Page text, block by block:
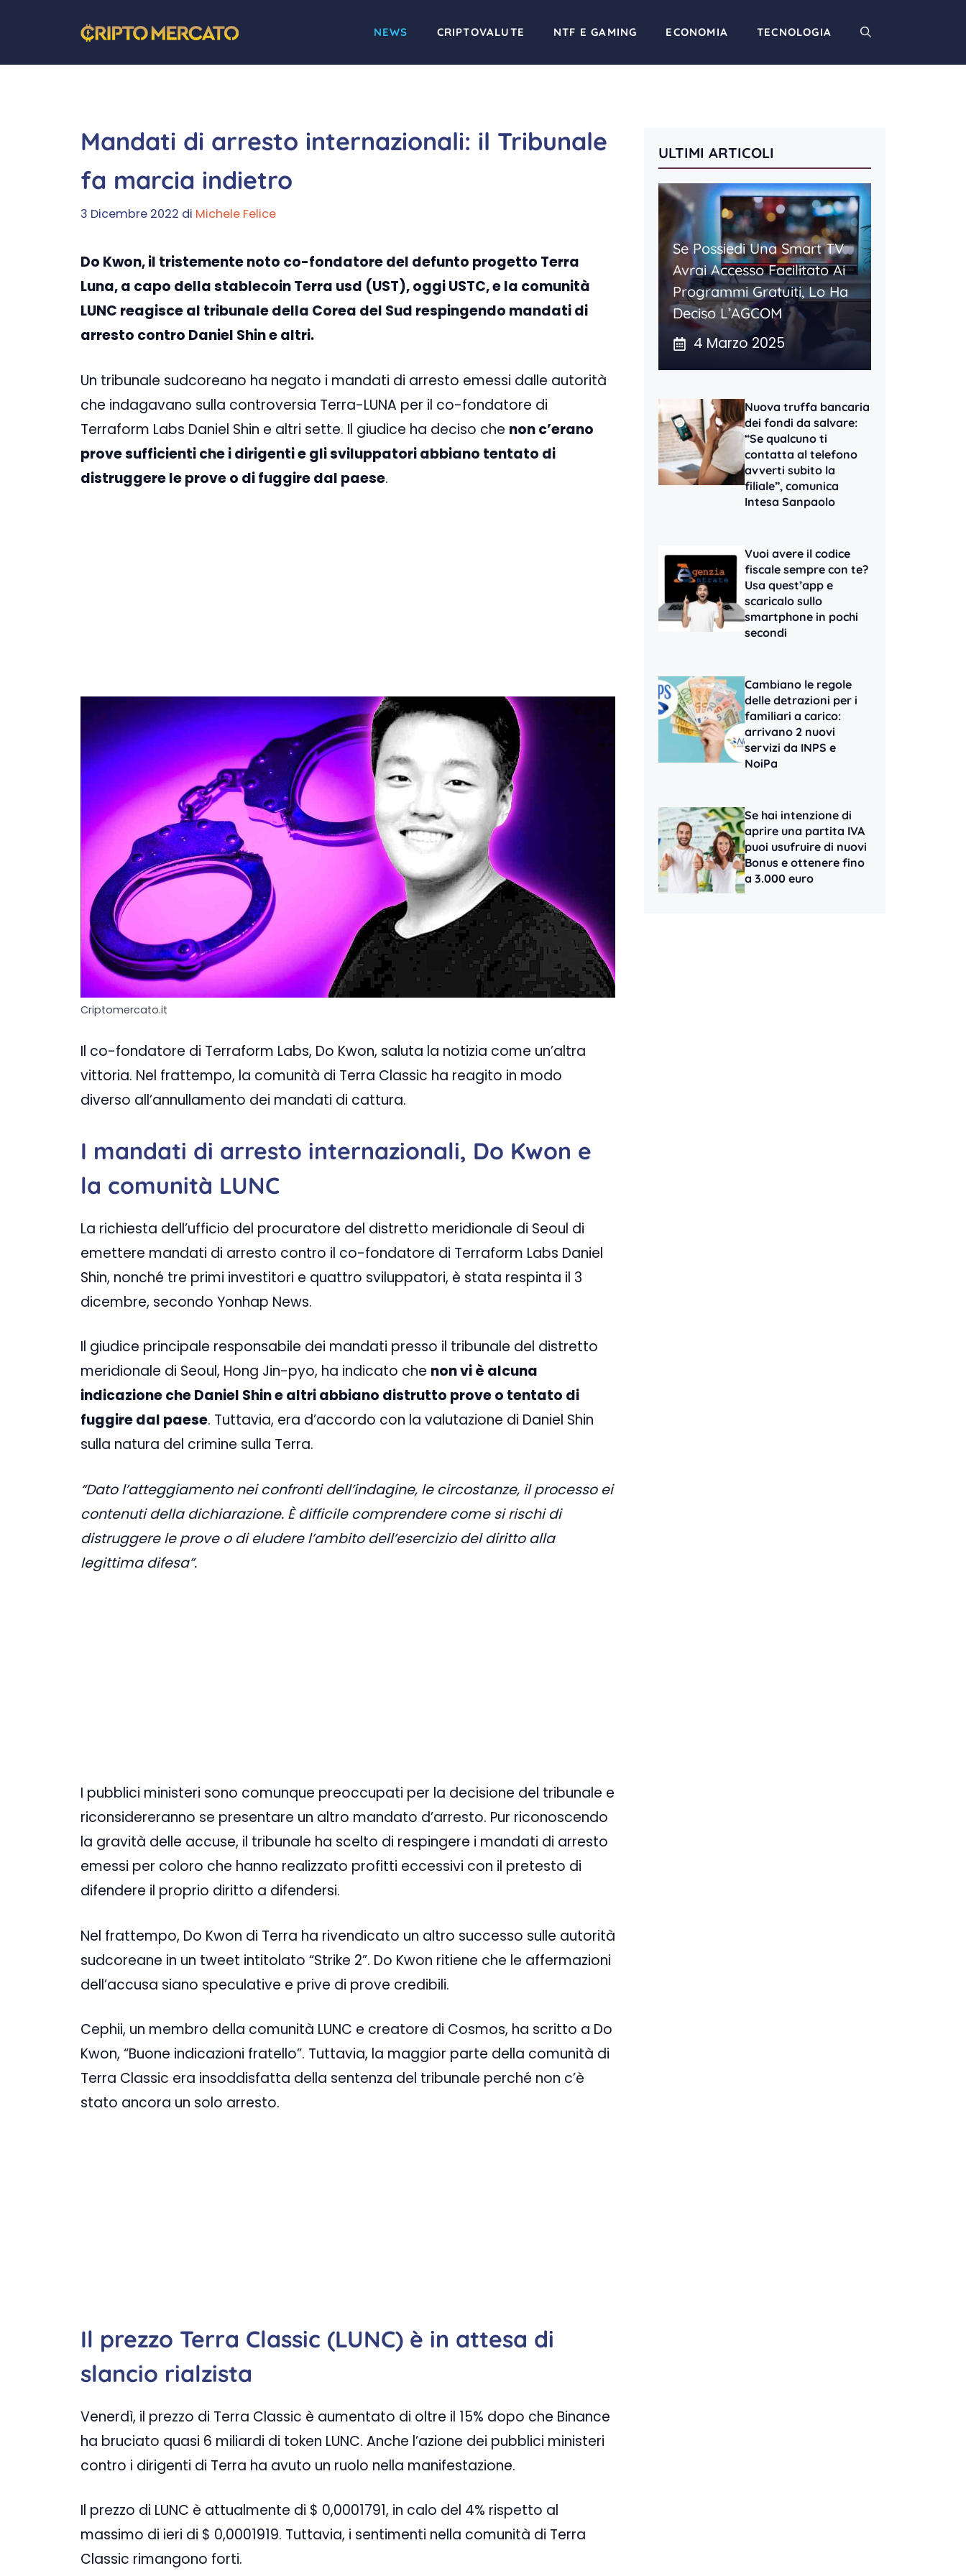
contenuto
NEWS CRIPTOVALUTE NTF E GAMING ECONOMIA TECNOLOGIA
Mandati di arresto internazionali: il Tribunale
fa marcia indietro
3 Dicembre 2022 di Michele Felice
Do Kwon, il tristemente noto co-fondatore del defunto progetto Terra
Luna, a capo della stablecoin Terra usd (UST), oggi USTC, e la comunità
LUNC reagisce al tribunale della Corea del Sud respingendo mandati di
arresto contro Daniel Shin e altri.
Un tribunale sudcoreano ha negato i mandati di arresto emessi dalle autorità
che indagavano sulla controversia Terra-LUNA per il co-fondatore di
Terraform Labs Daniel Shin e altri sette. Il giudice ha deciso che non c’erano
prove sufficienti che i dirigenti e gli sviluppatori abbiano tentato di
distruggere le prove o di fuggire dal paese.
Criptomercato.it
Il co-fondatore di Terraform Labs, Do Kwon, saluta la notizia come un’altra
vittoria. Nel frattempo, la comunità di Terra Classic ha reagito in modo
diverso all’annullamento dei mandati di cattura.
I mandati di arresto internazionali, Do Kwon e
la comunità LUNC
La richiesta dell’ufficio del procuratore del distretto meridionale di Seoul di
emettere mandati di arresto contro il co-fondatore di Terraform Labs Daniel
Shin, nonché tre primi investitori e quattro sviluppatori, è stata respinta il 3
dicembre, secondo Yonhap News.
Il giudice principale responsabile dei mandati presso il tribunale del distretto
meridionale di Seoul, Hong Jin-pyo, ha indicato che non vi è alcuna
indicazione che Daniel Shin e altri abbiano distrutto prove o tentato di
fuggire dal paese. Tuttavia, era d’accordo con la valutazione di Daniel Shin
sulla natura del crimine sulla Terra.
“Dato l’atteggiamento nei confronti dell’indagine, le circostanze, il processo ei
contenuti della dichiarazione. È difficile comprendere come si rischi di
distruggere le prove o di eludere l’ambito dell’esercizio del diritto alla
legittima difesa”.
I pubblici ministeri sono comunque preoccupati per la decisione del tribunale e
riconsidereranno se presentare un altro mandato d’arresto. Pur riconoscendo
la gravità delle accuse, il tribunale ha scelto di respingere i mandati di arresto
emessi per coloro che hanno realizzato profitti eccessivi con il pretesto di
difendere il proprio diritto a difendersi.
Nel frattempo, Do Kwon di Terra ha rivendicato un altro successo sulle autorità
sudcoreane in un tweet intitolato “Strike 2”. Do Kwon ritiene che le affermazioni
dell’accusa siano speculative e prive di prove credibili.
Cephii, un membro della comunità LUNC e creatore di Cosmos, ha scritto a Do
Kwon, “Buone indicazioni fratello”. Tuttavia, la maggior parte della comunità di
Terra Classic era insoddisfatta della sentenza del tribunale perché non c’è
stato ancora un solo arresto.
Il prezzo Terra Classic (LUNC) è in attesa di
slancio rialzista
Venerdì, il prezzo di Terra Classic è aumentato di oltre il 15% dopo che Binance
ha bruciato quasi 6 miliardi di token LUNC. Anche l’azione dei pubblici ministeri
contro i dirigenti di Terra ha avuto un ruolo nella manifestazione.
Il prezzo di LUNC è attualmente di $ 0,0001791, in calo del 4% rispetto al
massimo di ieri di $ 0,0001919. Tuttavia, i sentimenti nella comunità di Terra
Classic rimangono forti.
ULTIMI ARTICOLI
Se Possiedi Una Smart TV
Avrai Accesso Facilitato Ai
Programmi Gratuiti, Lo Ha
Deciso L’AGCOM
4 Marzo 2025
Nuova truffa bancaria
dei fondi da salvare:
“Se qualcuno ti
contatta al telefono
avverti subito la
filiale”, comunica
Intesa Sanpaolo
Vuoi avere il codice
fiscale sempre con te?
Usa quest’app e
scaricalo sullo
smartphone in pochi
secondi
Cambiano le regole
delle detrazioni per i
familiari a carico:
arrivano 2 nuovi
servizi da INPS e
NoiPa
Se hai intenzione di
aprire una partita IVA
puoi usufruire di nuovi
Bonus e ottenere fino
a 3.000 euro